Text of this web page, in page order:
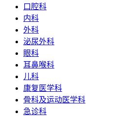
口腔科
内科
外科
泌尿外科
眼科
耳鼻喉科
儿科
康复医学科
骨科及运动医学科
急诊科